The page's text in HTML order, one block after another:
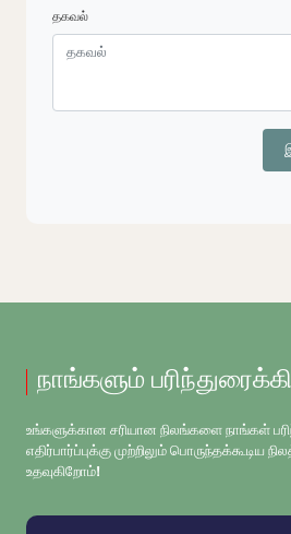
தகவல்
நாங்களும்
உங்களுக்கான சரியான நிலங்களை நாங்கள்
எதிர்பார்ப்புக்கு முற்றிலும்
உதவுகிறோம்!